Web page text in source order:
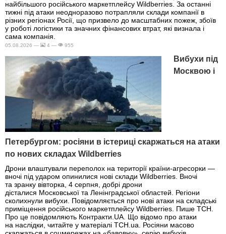
найбільшого російського маркетплейсу Wildberries. За останні
тижні під атаки неодноразово потрапляли склади компанії в
різних регіонах Росії, що призвело до масштабних пожеж, збоїв
у роботі логістики та значних фінансових втрат, які визнала і
сама компанія.
05.08.2026 — 4 — 955
Вибухи під
Москвою і
Петербургом: росіяни в істериці скаржаться на атаки
по нових складах Wildberries
Дрони влаштували переполох на території країни-агресорки —
вночі під ударом опинилися нові склади Wildberries. Вночі
та зранку вівторка, 4 серпня, добрі дрони
дісталися Московської та Ленінградської областей. Регіони
сколихнули вибухи. Повідомляється про нові атаки на складські
приміщення російського маркетплейсу Wildberries. Пише ТСН.
Про це повідомляють Контракти.UA. Що відомо про атаки
на наслідки, читайте у матеріалі ТСН.ua. Росіяни масово